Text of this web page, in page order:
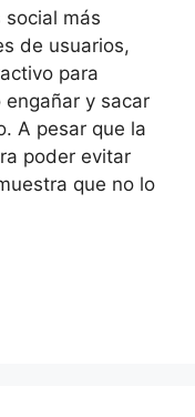
más
de usuarios,
para
y sacar
A pesar que la
poder evitar
que no lo